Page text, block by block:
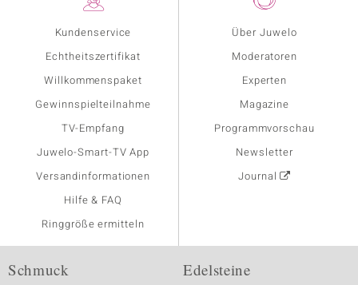
Kundenservice
Echtheitszertifikat
Willkommenspaket
Gewinnspielteilnahme
TV-Empfang
Juwelo-Smart-TV App
Versandinformationen
Hilfe & FAQ
Ringgröße ermitteln
Über Juwelo
Moderatoren
Experten
Magazine
Programmvorschau
Newsletter
Journal
Schmuck Edelsteine